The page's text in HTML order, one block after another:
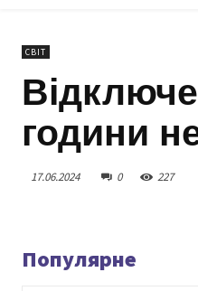
СВІТ
години
17.06.2024 0 227
Популярне